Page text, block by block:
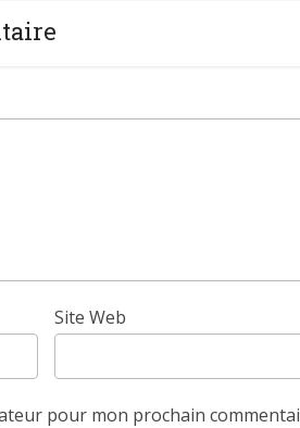
Site Web
pour mon prochain